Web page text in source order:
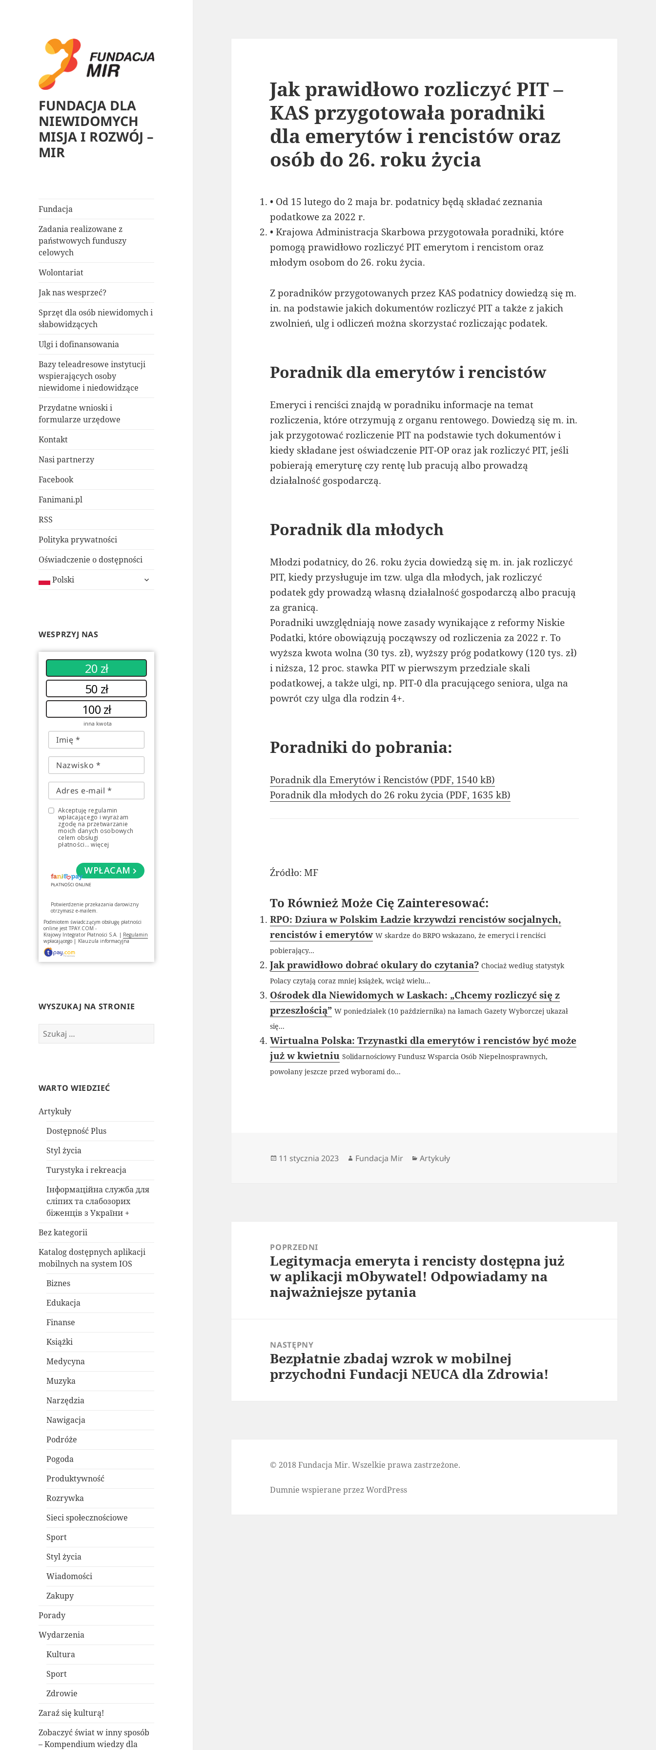
FUNDACJA DLA
NIEWIDOMYCH
MISJA I ROZWÓJ –
MIR
Fundacja
Zadania realizowane z
państwowych funduszy
celowych
Wolontariat
Jak nas wesprzeć?
Sprzęt dla osób niewidomych i
słabowidzących
Ulgi i dofinansowania
Bazy teleadresowe instytucji
wspierających osoby
niewidome i niedowidzące
Przydatne wnioski i
formularze urzędowe
Kontakt
Nasi partnerzy
Facebook
Fanimani.pl
RSS
Polityka prywatności
Oświadczenie o dostępności
Polski
rozwiń
WESPRZYJ NAS
20 zł
50 zł
100 zł
inna kwota
Akceptuję regulamin
wpłacającego i wyrażam
zgodę na przetwarzanie
moich danych osobowych
celem obsługi
płatności... więcej
WPŁACAM
Potwierdzenie przekazania darowizny
otrzymasz e-mailem.
Podmiotem świadczącym obsługę płatności
online jestTPAY.COM -
Krajowy Integrator Płatności S.A. | Regulamin
wpłacającego | Klauzula informacyjna
WYSZUKAJ NA STRONIE
Szukaj:
WARTO WIEDZIEĆ
Artykuły
Dostępność Plus
Styl życia
Turystyka i rekreacja
Інформаційна служба для
сліпих та слабозорих
біженців з України +
Bez kategorii
Katalog dostępnych aplikacji
mobilnych na system IOS
Biznes
Edukacja
Finanse
Książki
Medycyna
Muzyka
Narzędzia
Nawigacja
Podróże
Pogoda
Produktywność
Rozrywka
Sieci społecznościowe
Sport
Styl życia
Wiadomości
Zakupy
Porady
Wydarzenia
Kultura
Sport
Zdrowie
Zaraź się kulturą!
Zobaczyć świat w inny sposób
– Kompendium wiedzy dla
Jak prawidłowo rozliczyć PIT –
KAS przygotowała poradniki
dla emerytów i rencistów oraz
osób do 26. roku życia
• Od 15 lutego do 2 maja br. podatnicy będą składać zeznania
podatkowe za 2022 r.
• Krajowa Administracja Skarbowa przygotowała poradniki, które
pomogą prawidłowo rozliczyć PIT emerytom i rencistom oraz
młodym osobom do 26. roku życia.
Z poradników przygotowanych przez KAS podatnicy dowiedzą się m.
in. na podstawie jakich dokumentów rozliczyć PIT a także z jakich
zwolnień, ulg i odliczeń można skorzystać rozliczając podatek.
Poradnik dla emerytów i rencistów
Emeryci i renciści znajdą w poradniku informacje na temat
rozliczenia, które otrzymują z organu rentowego. Dowiedzą się m. in.
jak przygotować rozliczenie PIT na podstawie tych dokumentów i
kiedy składane jest oświadczenie PIT-OP oraz jak rozliczyć PIT, jeśli
pobierają emeryturę czy rentę lub pracują albo prowadzą
działalność gospodarczą.
Poradnik dla młodych
Młodzi podatnicy, do 26. roku życia dowiedzą się m. in. jak rozliczyć
PIT, kiedy przysługuje im tzw. ulga dla młodych, jak rozliczyć
podatek gdy prowadzą własną działalność gospodarczą albo pracują
za granicą.
Poradniki uwzględniają nowe zasady wynikające z reformy Niskie
Podatki, które obowiązują począwszy od rozliczenia za 2022 r. To
wyższa kwota wolna (30 tys. zł), wyższy próg podatkowy (120 tys. zł)
i niższa, 12 proc. stawka PIT w pierwszym przedziale skali
podatkowej, a także ulgi, np. PIT-0 dla pracującego seniora, ulga na
powrót czy ulga dla rodzin 4+.
Poradniki do pobrania:
Poradnik dla Emerytów i Rencistów (PDF, 1540 kB)
Poradnik dla młodych do 26 roku życia (PDF, 1635 kB)
Źródło: MF
To Również Może Cię Zainteresować:
RPO: Dziura w Polskim Ładzie krzywdzi rencistów socjalnych,
rencistów i emerytów W skardze do BRPO wskazano, że emeryci i renciści
pobierający...
Jak prawidłowo dobrać okulary do czytania? Chociaż według statystyk
Polacy czytają coraz mniej książek, wciąż wielu...
Ośrodek dla Niewidomych w Laskach: „Chcemy rozliczyć się z
przeszłością” W poniedziałek (10 października) na łamach Gazety Wyborczej ukazał
się...
Wirtualna Polska: Trzynastki dla emerytów i rencistów być może
już w kwietniu Solidarnościowy Fundusz Wsparcia Osób Niepełnosprawnych,
powołany jeszcze przed wyborami do...
Data
11 stycznia 2023 Autor
Fundacja Mir Kategorie
Artykuły
POPRZEDNI
Poprzedni
wpis:
Legitymacja emeryta i rencisty dostępna już
w aplikacji mObywatel! Odpowiadamy na
najważniejsze pytania
NASTĘPNY
Następny
wpis:
Bezpłatnie zbadaj wzrok w mobilnej
przychodni Fundacji NEUCA dla Zdrowia!
© 2018 Fundacja Mir. Wszelkie prawa zastrzeżone.
Dumnie wspierane przez WordPress